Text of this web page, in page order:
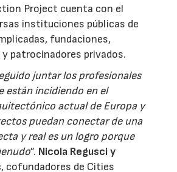
Project cuenta con el
instituciones públicas de
fundaciones,
y patrocinadores privados.
juntar los profesionales
están incidiendo en el
actual de Europa y
puedan conectar de una
y real es un logro porque
”. Nicola Regusci y
, cofundadores de Cities